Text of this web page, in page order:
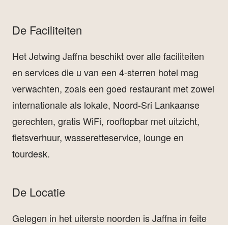
De Faciliteiten
Het Jetwing Jaffna beschikt over alle faciliteiten
en services die u van een 4-sterren hotel mag
verwachten, zoals een goed restaurant met zowel
internationale als lokale, Noord-Sri Lankaanse
gerechten, gratis WiFi, rooftopbar met uitzicht,
fietsverhuur, wasseretteservice, lounge en
tourdesk.
De Locatie
Gelegen in het uiterste noorden is Jaffna in feite